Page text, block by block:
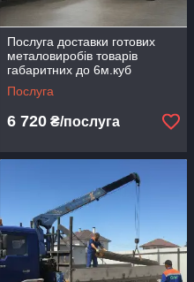
листів
виконання (МК-00)
LOFT
Послуга доставки готових
металовиробів товарів
габаритних до 6м.куб
маніпулятором спец технікою
Послуга
6 720 ₴/послуга